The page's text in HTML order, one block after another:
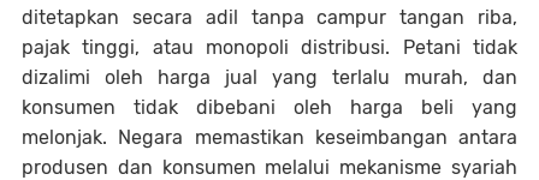
ditetapkan secara adil tanpa campur tangan riba,
pajak tinggi, atau monopoli distribusi. Petani tidak
dizalimi oleh harga jual yang terlalu murah, dan
konsumen tidak dibebani oleh harga beli yang
melonjak. Negara memastikan keseimbangan antara
produsen dan konsumen melalui mekanisme syariah